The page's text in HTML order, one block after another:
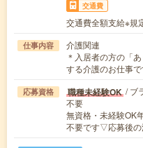
交通費
交通費全額支給※規
仕事内容
介護関連
＊入居者の方の「
する介護のお仕事
応募資格 職種未経験OK / ブ
不要
無資格・未経験OK
不要です▽応募後